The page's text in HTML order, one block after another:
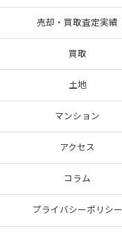
売却・買取査定実績
買取
土地
マンション
アクセス
コラム
プライバシーポリシー